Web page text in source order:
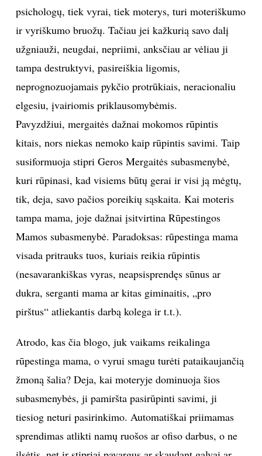
PRENUMERUOK
NAUJIENLAIŠKĮ
Prenumeruodami portalą,
taisyklėmis
psichologų, tiek vyrai, tiek moterys, turi moteriškumo
ir vyriškumo bruožų. Tačiau jei kažkurią savo dalį
užgniauži, neugdai, nepriimi, anksčiau ar vėliau ji
tampa destruktyvi, pasireiškia ligomis,
neprognozuojamais pykčio protrūkiais, neracionaliu
elgesiu, įvairiomis priklausomybėmis.
Pavyzdžiui, mergaitės dažnai mokomos rūpintis
kitais, nors niekas nemoko kaip rūpintis savimi. Taip
susiformuoja stipri Geros Mergaitės subasmenybė,
kuri rūpinasi, kad visiems būtų gerai ir visi ją mėgtų,
tik, deja, savo pačios poreikių sąskaita. Kai moteris
tampa mama, joje dažnai įsitvirtina Rūpestingos
Mamos subasmenybė. Paradoksas: rūpestinga mama
visada pritrauks tuos, kuriais reikia rūpintis
(nesavarankiškas vyras, neapsisprendęs sūnus ar
dukra, serganti mama ar kitas giminaitis, „pro
pirštus“ atliekantis darbą kolega ir t.t.).
Atrodo, kas čia blogo, juk vaikams reikalinga
rūpestinga mama, o vyrui smagu turėti pataikaujančią
žmoną šalia? Deja, kai moteryje dominuoja šios
subasmenybės, ji pamiršta pasirūpinti savimi, ji
tiesiog neturi pasirinkimo. Automatiškai priimamas
sprendimas atlikti namų ruošos ar ofiso darbus, o ne